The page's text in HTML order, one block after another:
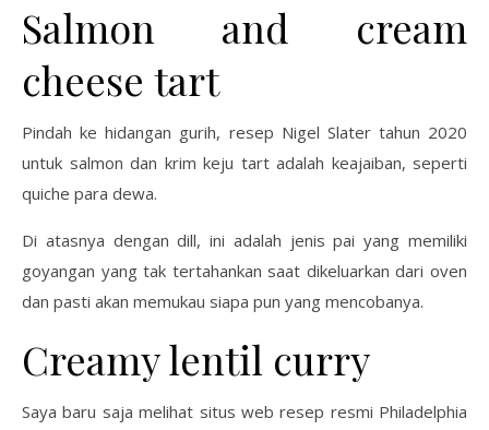
Salmon and cream
cheese tart
Pindah ke hidangan gurih, resep Nigel Slater tahun 2020
untuk salmon dan krim keju tart adalah keajaiban, seperti
quiche para dewa.
Di atasnya dengan dill, ini adalah jenis pai yang memiliki
goyangan yang tak tertahankan saat dikeluarkan dari oven
dan pasti akan memukau siapa pun yang mencobanya.
Creamy lentil curry
Saya baru saja melihat situs web resep resmi Philadelphia